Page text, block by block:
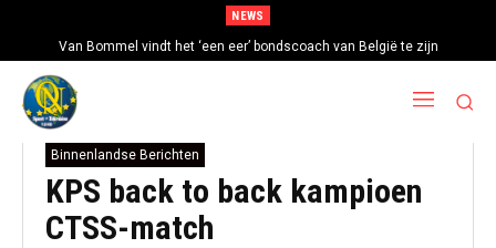
NEWS
Van Bommel vindt het ‘een eer’ bondscoach van België te zijn
Binnenlandse Berichten
KPS back to back kampioen
CTSS-match